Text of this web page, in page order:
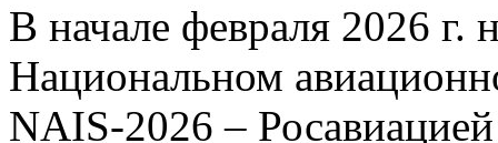
В начале февраля 2026 г.
Национальном
NAIS-2026 –